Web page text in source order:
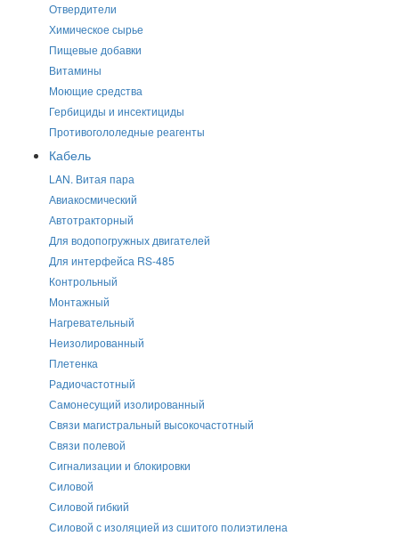
Отвердители
Химическое сырье
Пищевые добавки
Витамины
Моющие средства
Гербициды и инсектициды
Противогололедные реагенты
Кабель
LAN. Витая пара
Авиакосмический
Автотракторный
Для водопогружных двигателей
Для интерфейса RS-485
Контрольный
Монтажный
Нагревательный
Неизолированный
Плетенка
Радиочастотный
Самонесущий изолированный
Связи магистральный высокочастотный
Связи полевой
Сигнализации и блокировки
Силовой
Силовой гибкий
Силовой с изоляцией из сшитого полиэтилена